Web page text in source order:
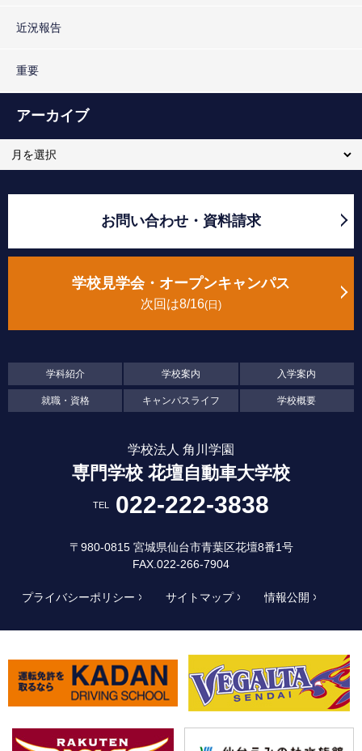
近況報告
重要
アーカイブ
お問い合わせ・資料請求
学校見学会・オープンキャンパス
次回は8/16 日
学科紹介 学校案内 入学案内
就職・資格 キャンパスライフ 学校概要
学校法人 角川学園
専門学校 花壇自動車大学校
TEL 022-222-3838
〒980-0815 宮城県仙台市青葉区花壇8番1号
FAX.022-266-7904
プライバシーポリシー サイトマップ 情報公開